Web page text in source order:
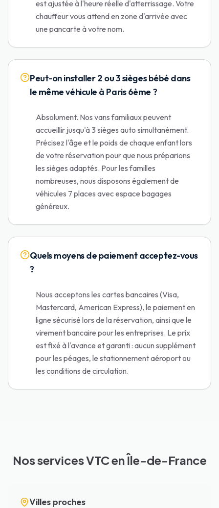
est ajustée à l'heure réelle d'atterrissage. Votre
chauffeur vous attend en zone d'arrivée avec
une pancarte à votre nom.
Peut-on installer 2 ou 3 sièges bébé dans
le même véhicule à Paris 6ème ?
Absolument. Nos vans familiaux peuvent
accueillir jusqu'à 3 sièges auto simultanément.
Précisez l'âge et le poids de chaque enfant lors
de votre réservation pour que nous préparions
les sièges adaptés. Pour les familles
nombreuses, nous disposons également de
véhicules 7 places avec espace bagages
généreux.
Quels moyens de paiement acceptez-vous
?
Nous acceptons les cartes bancaires (Visa,
Mastercard, American Express), le paiement en
ligne sécurisé lors de la réservation, ainsi que le
virement bancaire pour les entreprises. Le prix
est fixé à l'avance et garanti : aucun supplément
pour les péages, le stationnement aéroport ou
les conditions de circulation.
Nos services VTC en Île-de-France
Villes proches